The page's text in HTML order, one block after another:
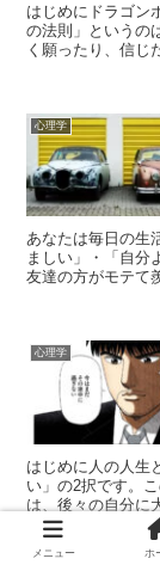
はじめにドラゴ
の法則」というの
く願ったり、信じ
心理学
あなたは毎日の生
ましい」・「自分
友達の方がモテて
心理学
はじめに人の人生
い」の2択です。
は、後々の自分に
す。この世の中
メニュー ホ